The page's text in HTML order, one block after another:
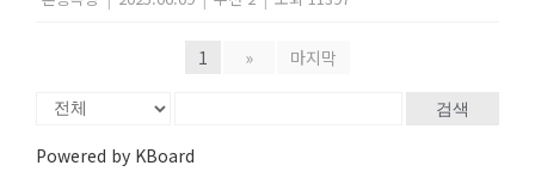
1 » 마지막
검색
Powered by KBoard